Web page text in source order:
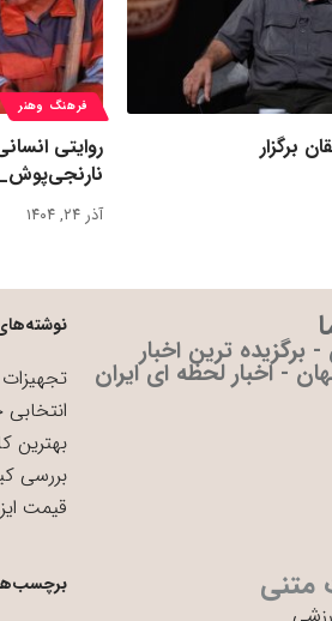
برگزار
فرهنگ وهنر
روایتی
آذر ۲۴, ۱۴۰۴
برگزیده ترین اخبار
- اخبار لحظه ای ایران
بهترین
بررسی
قیمت
متنی